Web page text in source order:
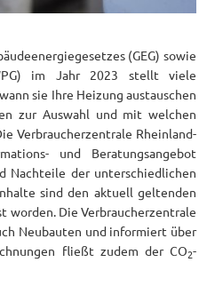
(GEG) sowie
im Jahr 2023 stellt viele
sie Ihre Heizung austauschen
zur Auswahl und mit welchen
Verbraucherzentrale Rheinland-
und Beratungsangebot
Nachteile der unterschiedlichen
sind den aktuell geltenden
worden. Die Verbraucherzentrale
Neubauten und informiert über
fließt zudem der CO2-